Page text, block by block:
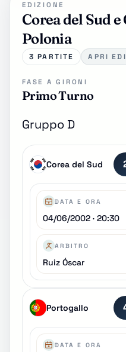
EDIZIONE
Corea del Sud
Polonia
3 PARTITE APRI
FASE A GIRONI
Primo Turno
Gruppo D
Corea del Sud
DATA E ORA
04/06/2002 · 20:30
ARBITRO
Ruiz Óscar
Portogallo
DATA E ORA